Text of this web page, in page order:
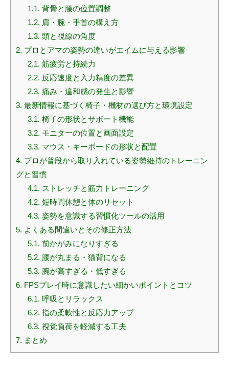
1.1. 背骨と腰の位置調整
1.2. 肩・腕・手首の構え方
1.3. 頭と視線の角度
2. プロとアマの姿勢の違いがエイムに与える影響
2.1. 筋疲労と持続力
2.2. 反応速度と入力精度の差異
2.3. 痛み・違和感の発生と影響
3. 最新情報に基づく椅子・機材の選び方と環境設定
3.1. 椅子の形状とサポート機能
3.2. モニターの位置と画面設定
3.3. マウス・キーボードの形状と配置
4. プロが普段から取り入れている姿勢維持のトレーニン
グと習慣
4.1. ストレッチと筋力トレーニング
4.2. 短時間休憩と体のリセット
4.3. 姿勢を意識する習慣化ツールの活用
5. よくある間違いとその修正方法
5.1. 前かがみになりすぎる
5.2. 腰が丸まる・猫背になる
5.3. 腕が高すぎる・低すぎる
6. FPSプレイ時に意識したい細かいポイントとコツ
6.1. 呼吸とリラックス
6.2. 指の柔軟性と反応力アップ
6.3. 視覚負荷を軽減する工夫
7. まとめ